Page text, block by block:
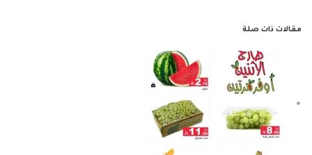
مقالات ذات صلة